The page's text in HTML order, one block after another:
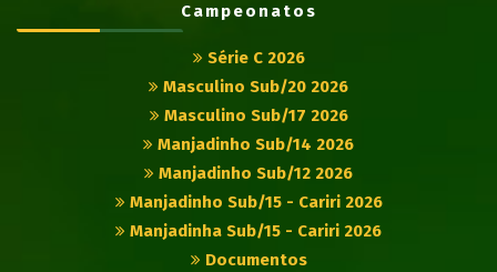
Campeonatos
Série C 2026
Masculino Sub/20 2026
Masculino Sub/17 2026
Manjadinho Sub/14 2026
Manjadinho Sub/12 2026
Manjadinho Sub/15 - Cariri 2026
Manjadinha Sub/15 - Cariri 2026
Documentos